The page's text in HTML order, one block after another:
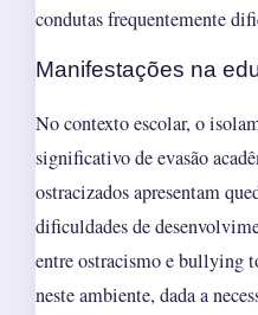
condutas frequentemente
Manifestações na
No contexto escolar, o
significativo de evasão
ostracizados apresentam
dificuldades de
entre ostracismo e bullying
neste ambiente, dada a